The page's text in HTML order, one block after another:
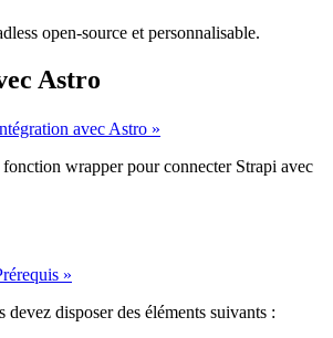
open-source et personnalisable.
Astro
avec Astro »
wrapper pour connecter Strapi avec
»
devez disposer des éléments suivants :